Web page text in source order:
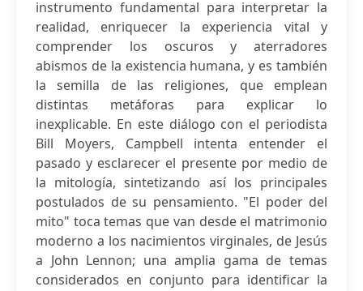
instrumento fundamental para interpretar la
realidad, enriquecer la experiencia vital y
comprender los oscuros y aterradores
abismos de la existencia humana, y es también
la semilla de las religiones, que emplean
distintas metáforas para explicar lo
inexplicable. En este diálogo con el periodista
Bill Moyers, Campbell intenta entender el
pasado y esclarecer el presente por medio de
la mitología, sintetizando así los principales
postulados de su pensamiento. "El poder del
mito" toca temas que van desde el matrimonio
moderno a los nacimientos virginales, de Jesús
a John Lennon; una amplia gama de temas
considerados en conjunto para identificar la